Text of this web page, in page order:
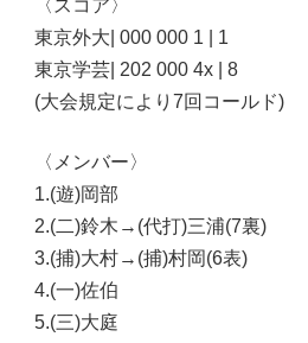
〈スコア〉
東京外大| 000 000 1 | 1
東京学芸| 202 000 4x | 8
(大会規定により7回コールド)
〈メンバー〉
1.(遊)岡部
2.(二)鈴木→(代打)三浦(7裏)
3.(捕)大村→(捕)村岡(6表)
4.(一)佐伯
5.(三)大庭